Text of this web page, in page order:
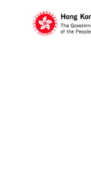
Skip